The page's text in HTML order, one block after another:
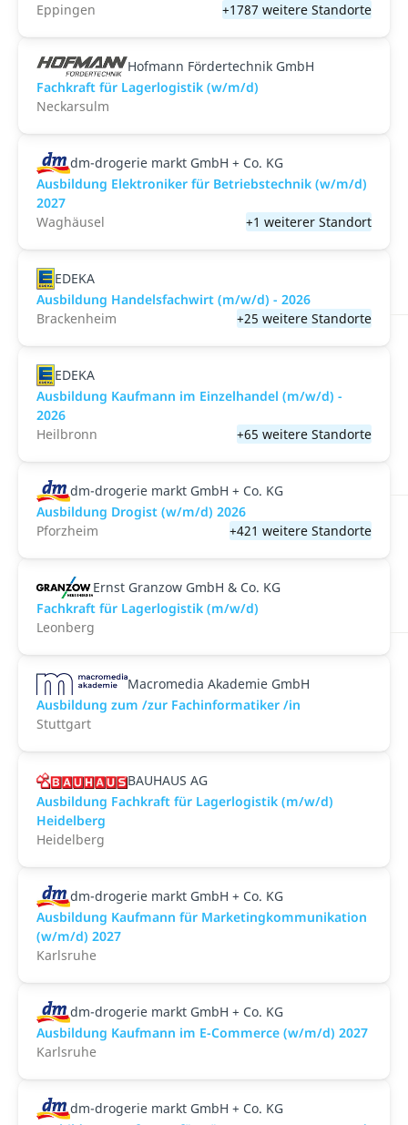
Eppingen
+1787 weitere Standorte
Hofmann Fördertechnik GmbH
Fachkraft für Lagerlogistik (w/m/d)
Neckarsulm
dm-drogerie markt GmbH + Co. KG
Ausbildung Elektroniker für Betriebstechnik (w/m/d)
2027
Waghäusel
+1 weiterer Standort
EDEKA
Ausbildung Handelsfachwirt (m/w/d) - 2026
Brackenheim
+25 weitere Standorte
EDEKA
Ausbildung Kaufmann im Einzelhandel (m/w/d) -
2026
Heilbronn
+65 weitere Standorte
dm-drogerie markt GmbH + Co. KG
Ausbildung Drogist (w/m/d) 2026
Pforzheim
+421 weitere Standorte
Ernst Granzow GmbH & Co. KG
Fachkraft für Lagerlogistik (m/w/d)
Leonberg
Macromedia Akademie GmbH
Ausbildung zum /zur Fachinformatiker /in
Stuttgart
BAUHAUS AG
Ausbildung Fachkraft für Lagerlogistik (m/w/d)
Heidelberg
Heidelberg
dm-drogerie markt GmbH + Co. KG
Ausbildung Kaufmann für Marketingkommunikation
(w/m/d) 2027
Karlsruhe
dm-drogerie markt GmbH + Co. KG
Ausbildung Kaufmann im E-Commerce (w/m/d) 2027
Karlsruhe
dm-drogerie markt GmbH + Co. KG